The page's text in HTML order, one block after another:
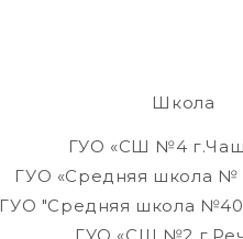
Школа
ГУО «СШ №4
ГУО «Средняя школа №
ГУО "Средняя школа №40